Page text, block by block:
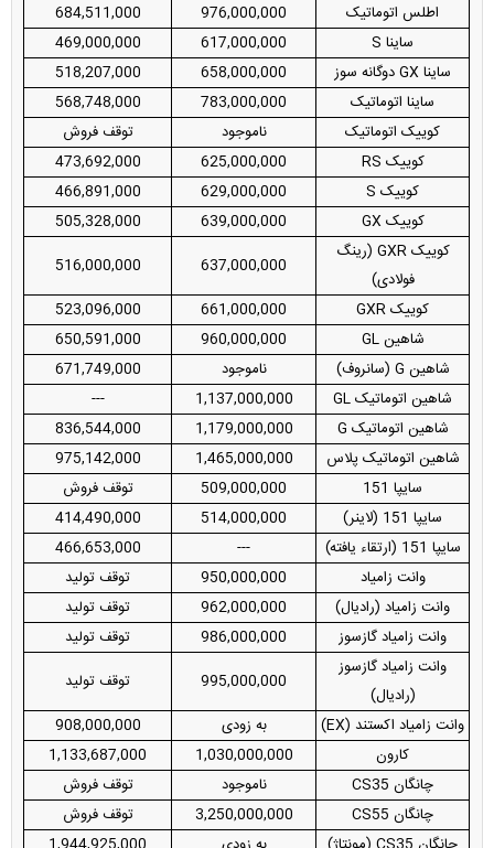
اطلس اتوماتیک
976,000,000
684,511,000
ساینا S
617,000,000
469,000,000
ساینا GX دوگانه سوز
658,000,000
518,207,000
ساینا اتوماتیک
783,000,000
568,748,000
کوییک اتوماتیک
ناموجود
توقف فروش
کوییک RS
625,000,000
473,692,000
کوییک S
629,000,000
466,891,000
کوییک GX
639,000,000
505,328,000
کوییک GXR (رینگ
فولادی)
637,000,000
516,000,000
کوییک GXR
661,000,000
523,096,000
شاهین GL
960,000,000
650,591,000
شاهین G (سانروف)
ناموجود
671,749,000
شاهین اتوماتیک GL
1,137,000,000
---
شاهین اتوماتیک G
1,179,000,000
836,544,000
شاهین اتوماتیک پلاس
1,465,000,000
975,142,000
سایپا 151
509,000,000
توقف فروش
سایپا 151 (لاینر)
514,000,000
414,490,000
سایپا 151 (ارتقاء یافته)
---
466,653,000
وانت زامیاد
950,000,000
توقف تولید
وانت زامیاد (رادیال)
962,000,000
توقف تولید
وانت زامیاد گازسوز
986,000,000
توقف تولید
وانت زامیاد گازسوز
(رادیال)
995,000,000
توقف تولید
وانت زامیاد اکستند (EX)
به زودی
908,000,000
کارون
1,030,000,000
1,133,687,000
چانگان CS35
ناموجود
توقف فروش
چانگان CS55
3,250,000,000
توقف فروش